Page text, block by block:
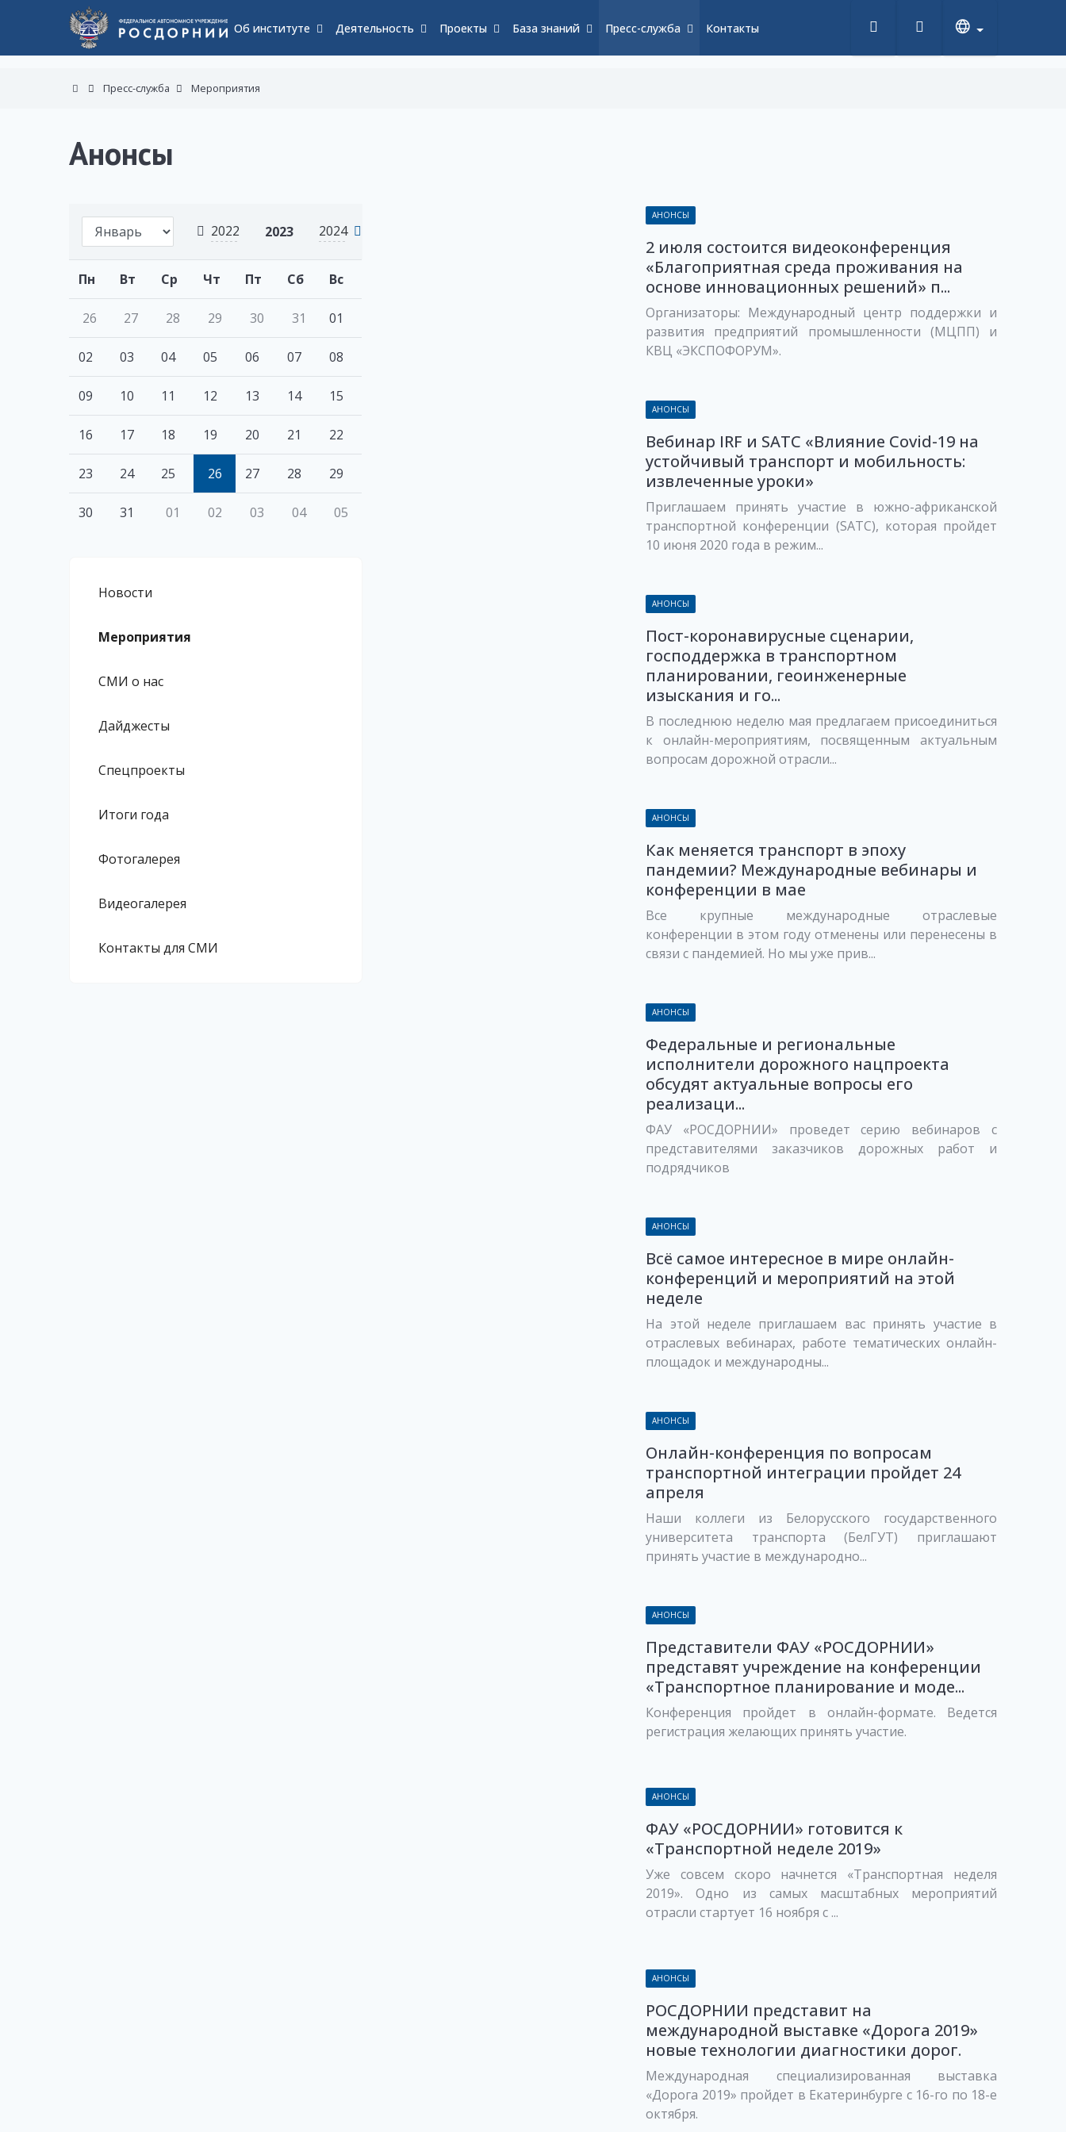
Об институте Деятельность Проекты База знаний Пресс-служба Контакты
Пресс-служба Мероприятия
Анонсы
2022 2023 2024
Пн Вт Ср Чт Пт Сб Вс
26 27 28 29 30 31 01
02 03 04 05 06 07 08
09 10 11 12 13 14 15
16 17 18 19 20 21 22
23 24 25 26 27 28 29
30 31 01 02 03 04 05
Новости
Мероприятия
СМИ о нас
Дайджесты
Спецпроекты
Итоги года
Фотогалерея
Видеогалерея
Контакты для СМИ
АНОНСЫ
2 июля состоится видеоконференция
«Благоприятная среда проживания на
основе инновационных решений» п...
Организаторы: Международный центр поддержки и
развития предприятий промышленности (МЦПП) и
КВЦ «ЭКСПОФОРУМ».
АНОНСЫ
Вебинар IRF и SATC «Влияние Covid-19 на
устойчивый транспорт и мобильность:
извлеченные уроки»
Приглашаем принять участие в южно-африканской
транспортной конференции (SATC), которая пройдет
10 июня 2020 года в режим...
АНОНСЫ
Пост-коронавирусные сценарии,
господдержка в транспортном
планировании, геоинженерные
изыскания и го...
В последнюю неделю мая предлагаем присоединиться
к онлайн-мероприятиям, посвященным актуальным
вопросам дорожной отрасли...
АНОНСЫ
Как меняется транспорт в эпоху
пандемии? Международные вебинары и
конференции в мае
Все крупные международные отраслевые
конференции в этом году отменены или перенесены в
связи с пандемией. Но мы уже прив...
АНОНСЫ
Федеральные и региональные
исполнители дорожного нацпроекта
обсудят актуальные вопросы его
реализаци...
ФАУ «РОСДОРНИИ» проведет серию вебинаров с
представителями заказчиков дорожных работ и
подрядчиков
АНОНСЫ
Всё самое интересное в мире онлайн-
конференций и мероприятий на этой
неделе
На этой неделе приглашаем вас принять участие в
отраслевых вебинарах, работе тематических онлайн-
площадок и международны...
АНОНСЫ
Онлайн-конференция по вопросам
транспортной интеграции пройдет 24
апреля
Наши коллеги из Белорусского государственного
университета транспорта (БелГУТ) приглашают
принять участие в международно...
АНОНСЫ
Представители ФАУ «РОСДОРНИИ»
представят учреждение на конференции
«Транспортное планирование и моде...
Конференция пройдет в онлайн-формате. Ведется
регистрация желающих принять участие.
АНОНСЫ
ФАУ «РОСДОРНИИ» готовится к
«Транспортной неделе 2019»
Уже совсем скоро начнется «Транспортная неделя
2019». Одно из самых масштабных мероприятий
отрасли стартует 16 ноября с ...
АНОНСЫ
РОСДОРНИИ представит на
международной выставке «Дорога 2019»
новые технологии диагностики дорог.
Международная специализированная выставка
«Дорога 2019» пройдет в Екатеринбурге с 16-го по 18-е
октября.